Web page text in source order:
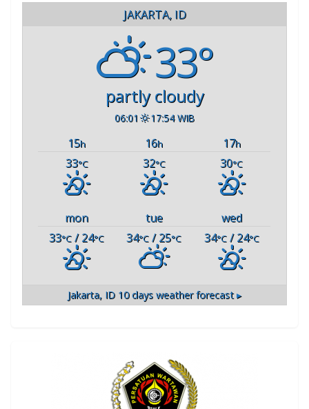
JAKARTA, ID
33°
partly cloudy
06:01 17:54 WIB
15h 16h 17h
33°C 32°C 30°C
mon tue
wed
33°C / 24°C 34°C / 25°C 34°C/ 24°C
Jakarta, ID 10 days weather forecast ▸